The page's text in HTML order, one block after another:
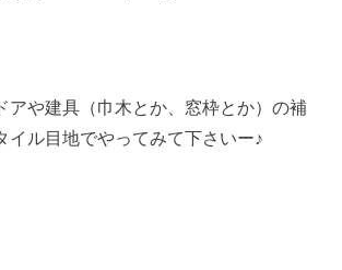
アや建具（巾木とか、窓枠とか）の補
イル目地でやってみて下さいー♪